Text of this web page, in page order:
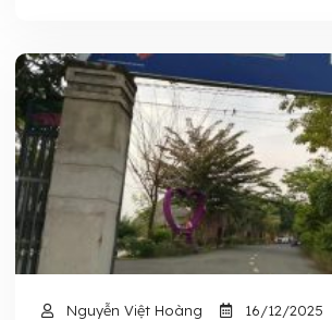
Nguyễn Việt Hoàng 16/12/2025